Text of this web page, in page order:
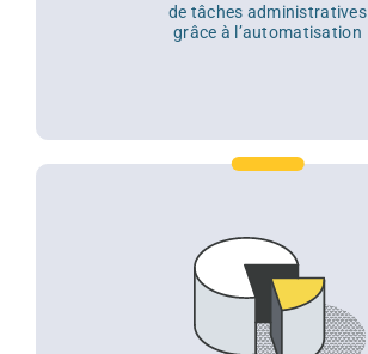
de tâches administratives
grâce à l’automatisation